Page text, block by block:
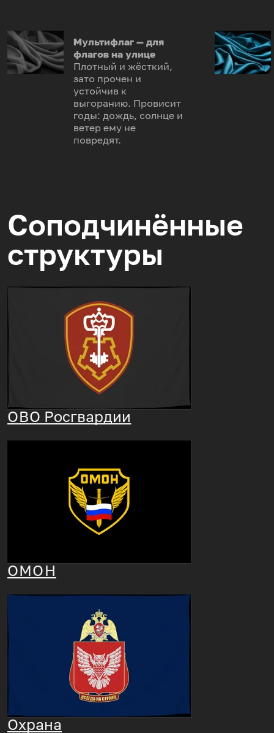
Мультифлаг — для
флагов на улице
Плотный и жёсткий,
зато прочен и
устойчив к
выгоранию. Провисит
годы: дождь, солнце и
ветер ему не
повредят.
Соподчинённые
структуры
ОВО Росгвардии
ОМОН
Охрана